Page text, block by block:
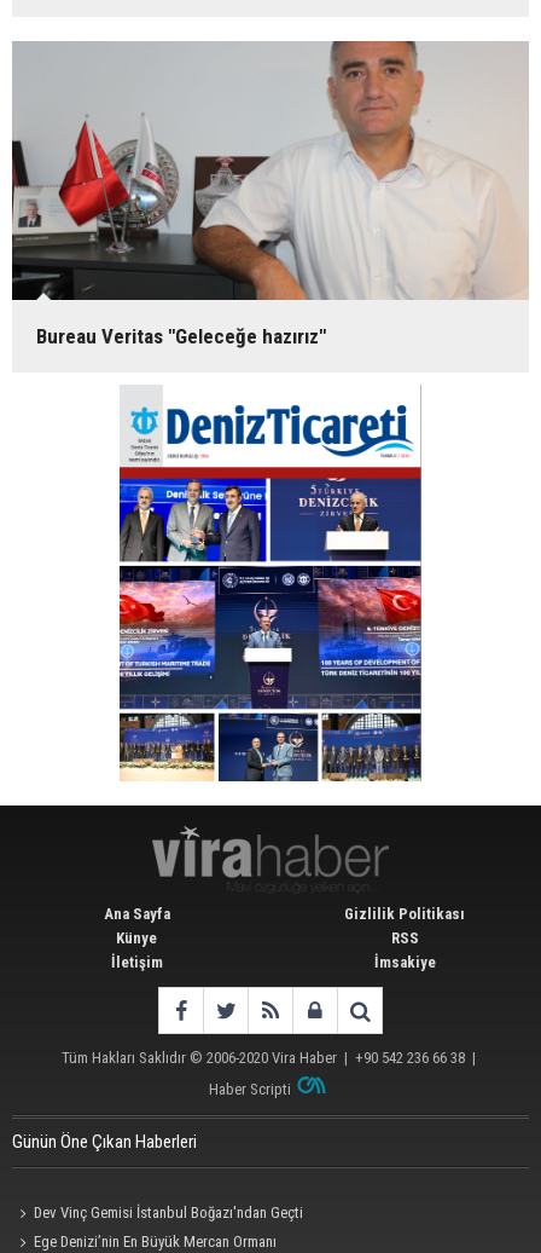
Bureau Veritas "Geleceğe hazırız"
Ana Sayfa
Künye
İletişim
Gizlilik Politikası
RSS
İmsakiye
Tüm Hakları Saklıdır © 2006-2020 Vira Haber | +90 542 236 66 38 |
Haber Scripti
Günün Öne Çıkan Haberleri
Dev Vinç Gemisi İstanbul Boğazı'ndan Geçti
Ege Denizi’nin En Büyük Mercan Ormanı